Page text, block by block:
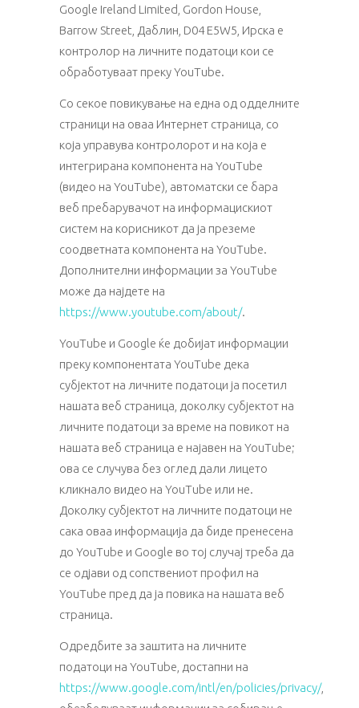
Google Ireland Limited, Gordon House,
Barrow Street, Даблин, D04 E5W5, Ирска е
контролор на личните податоци кои се
обработуваат преку YouTube.
Со секое повикување на една од одделните
страници на оваа Интернет страница, со
која управува контролорот и на која е
интегрирана компонента на YouTube
(видео на YouTube), автоматски се бара
веб пребарувачот на информацискиот
систем на корисникот да ја преземе
соодветната компонента на YouTube.
Дополнителни информации за YouTube
може да најдете на
https://www.youtube.com/about/.
YouTube и Google ќе добијат информации
преку компонентата YouTube дека
субјектот на личните податоци ја посетил
нашата веб страница, доколку субјектот на
личните податоци за време на повикот на
нашата веб страница е најавен на YouTube;
ова се случува без оглед дали лицето
кликнало видео на YouTube или не.
Доколку субјектот на личните податоци не
сака оваа информација да биде пренесена
до YouTube и Google во тој случај треба да
се одјави од сопствениот профил на
YouTube пред да ја повика на нашата веб
страница.
Одредбите за заштита на личните
податоци на YouTube, достапни на
https://www.google.com/intl/en/policies/privacy/,